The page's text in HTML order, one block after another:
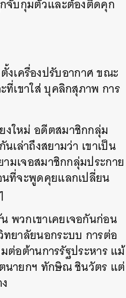
จับกุมตัวและต้องติดคุก
เครื่องปรับอากาศ ขณะ
เขาใส่ บุคลิกสุภาพ การ
งใหม่ อดีตสมาชิกกลุ่ม
เล่าถึงสยามว่า เขาเป็น
มเจอสมาชิกกลุ่มประกาย
นที่จะพูดคุยแลกเปลี่ยน
พวกเขาเคยเจอกันก่อน
ยาลัยนอกระบบ การต่อ
ต่อต้านการรัฐประหาร แม้
นายกฯ ทักษิณ ชินวัตร แต่